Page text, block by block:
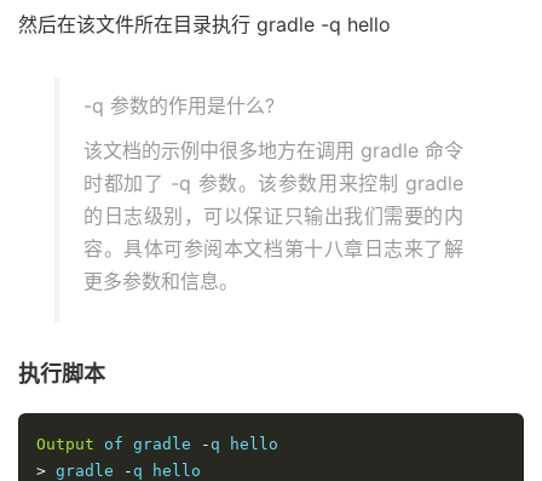
然后在该文件所在目录执行 gradle -q hello
-q 参数的作用是什么?
该文档的示例中很多地方在调用 gradle 命令
时都加了 -q 参数。该参数用来控制 gradle
的日志级别，可以保证只输出我们需要的内
容。具体可参阅本文档第十八章日志来了解
更多参数和信息。
执行脚本
Output of gradle -
> gradle -